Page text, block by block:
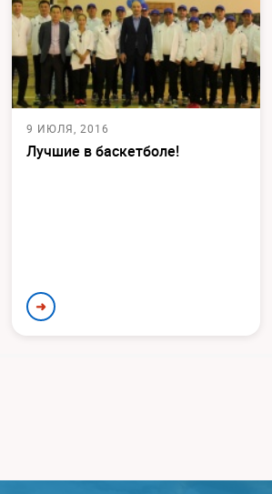
9 ИЮЛЯ, 2016
Лучшие в баскетболе!
➜